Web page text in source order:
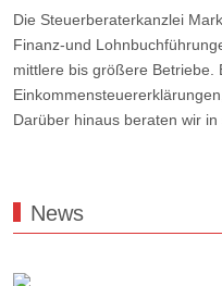
Die Steuerberaterkanzlei
Finanz-und
mittlere bis größere Betriebe.
Darüber hinaus beraten wir in
News